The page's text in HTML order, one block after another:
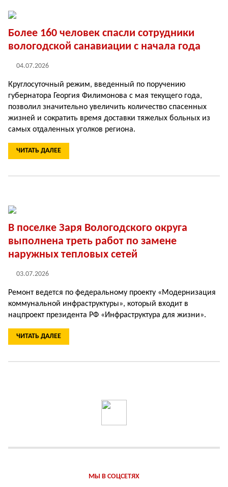
Более 160 человек спасли сотрудники
вологодской санавиации с начала года
04.07.2026
Круглосуточный режим, введенный по поручению
губернатора Георгия Фи­лимонова с мая текущего года,
позволил значитель­но увеличить количество спасенных
жизней и сокра­тить время доставки тяже­лых больных из
самых от­даленных уголков региона.
ЧИТАТЬ ДАЛЕЕ
В поселке Заря Вологодского округа
выполнена треть работ по замене
наружных тепловых сетей
03.07.2026
Ремонт ведется по федеральному проекту «Модернизация
коммунальной инфраструк­туры», который входит в
нацпроект прези­дента РФ «Инфраструктура для жизни».
ЧИТАТЬ ДАЛЕЕ
МЫ В СОЦСЕТЯХ